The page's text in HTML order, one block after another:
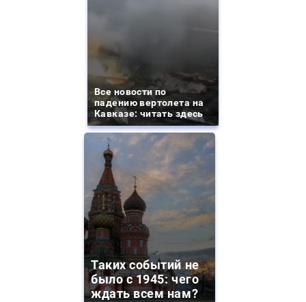
Все новости по
падению вертолета на
Кавказе: читать здесь
Таких событий не
было с 1945: чего
ждать всем нам?